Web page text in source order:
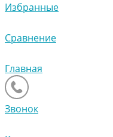
Избранные
Сравнение
Главная
Звонок